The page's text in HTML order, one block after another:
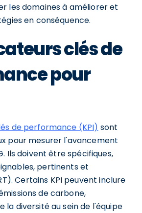
les domaines à améliorer et
en conséquence.
clés de
pour
de performance (KPI) sont
pour mesurer l'avancement
Ils doivent être spécifiques,
pertinents et
Certains KPI peuvent inclure
de carbone,
la diversité au sein de l'équipe